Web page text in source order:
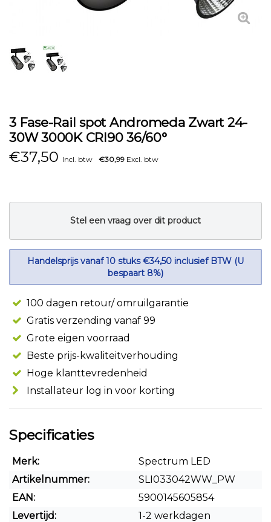
3 Fase-Rail spot Andromeda Zwart 24-
30W 3000K CRI90 36/60°
€37,50 Incl. btw €30,99 Excl. btw
Stel een vraag over dit product
Handelsprijs vanaf 10 stuks €34,50 inclusief BTW (U
bespaart 8%)
100 dagen retour/ omruilgarantie
Gratis verzending vanaf 99
Grote eigen voorraad
Beste prijs-kwaliteitverhouding
Hoge klanttevredenheid
Installateur log in voor korting
Specificaties
Merk:
Spectrum LED
Artikelnummer:
SLI033042WW_PW
EAN:
5900145605854
Levertijd:
1-2 werkdagen